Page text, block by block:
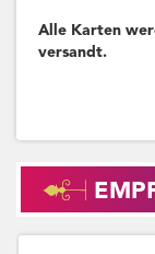
Alle Karten
versandt.